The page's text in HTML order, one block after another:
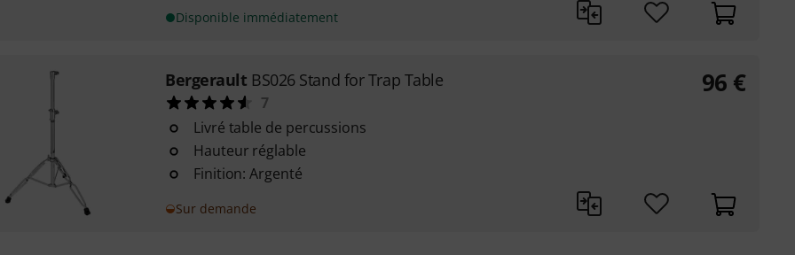
Disponible immédiatement
Bergerault BS026 Stand for Trap Table
7
Livré table de percussions
Hauteur réglable
Finition: Argenté
Sur demande
96 €